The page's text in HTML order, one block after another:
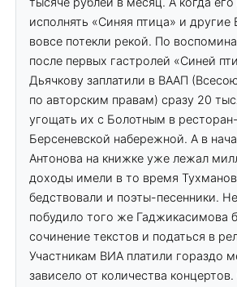
исполнять «Синяя птица» и другие
вовсе потекли рекой. По
после первых гастролей «Синей
Дьячкову заплатили в ВААП
по авторским правам) сразу 20
угощать их с Болотным в
Берсеневской набережной. А в
Антонова на книжке уже лежал
доходы имели в то время
бедствовали и поэты-песенники.
побудило того же Гаджикасимова
сочинение текстов и податься в
Участникам ВИА платили гораздо
зависело от количества